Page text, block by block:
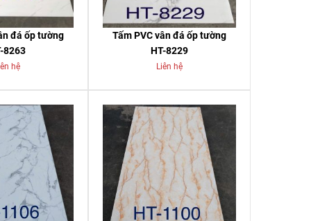
đá ốp tường
8263
hệ
Tấm PVC vân đá ốp tường
HT-8229
Liên hệ